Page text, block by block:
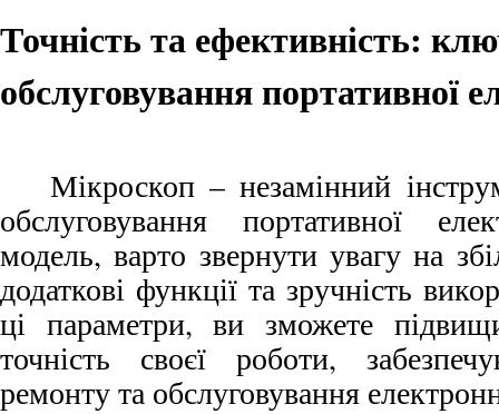
Точність та ефективність:
обслуговування портативної
Мікроскоп – незамінний
обслуговування портативної
модель, варто звернути увагу на
додаткові функції та зручність
ці параметри, ви зможете
точність своєї роботи,
ремонту та обслуговування